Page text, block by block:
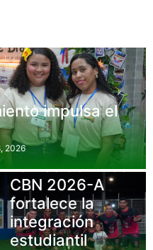
impulsa el
2026
Bienestar Eventos
Torneo de fútbol
CBN 2026-A
fortalece la
integración
estudiantil